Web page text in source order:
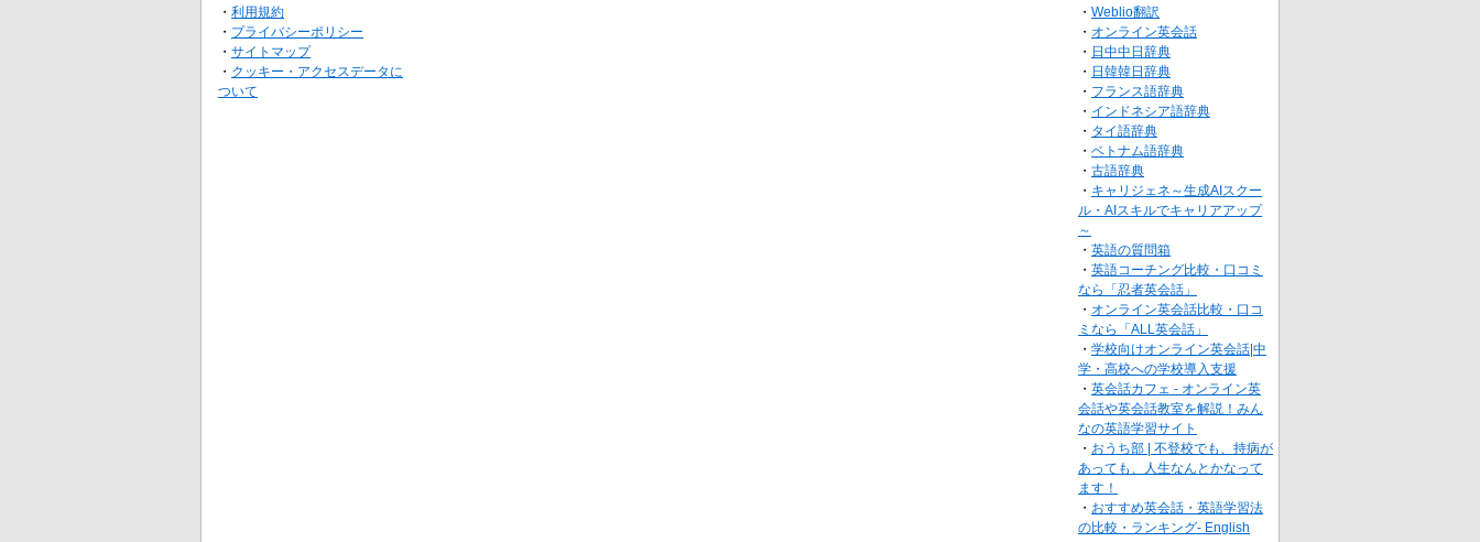
・ 利用規約
・ プライバシーポリシー
・ サイトマップ
・ クッキー・アクセスデータに
ついて
・ Weblio翻訳
・ オンライン英会話
・ 日中中日辞典
・ 日韓韓日辞典
・ フランス語辞典
・ インドネシア語辞典
・ タイ語辞典
・ ベトナム語辞典
・ 古語辞典
・ キャリジェネ～生成AIスクー
ル・AIスキルでキャリアアップ
～
・ 英語の質問箱
・ 英語コーチング比較・口コミ
なら「忍者英会話」
・ オンライン英会話比較・口コ
ミなら「ALL英会話」
・ 学校向けオンライン英会話|中
学・高校への学校導入支援
・ 英会話カフェ - オンライン英
会話や英会話教室を解説！みん
なの英語学習サイト
・ おうち部 | 不登校でも、持病が
あっても、人生なんとかなって
ます！
・ おすすめ英会話・英語学習法
の比較・ランキング- English